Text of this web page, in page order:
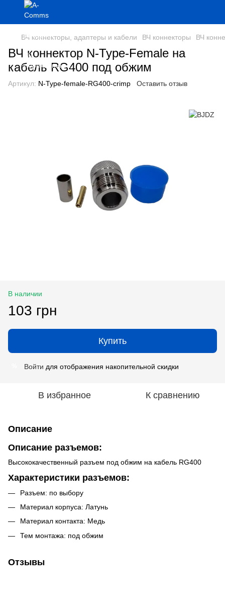
ВЧ коннекторы, адаптеры и кабели ВЧ коннекторы ВЧ
ВЧ коннектор N-Type-Female на
кабель RG400 под обжим
Артикул: N-Type-female-RG400-crimp Оставить отзыв
В наличии
103 грн
Купить
Войти для отображения накопительной скидки
В избранное К сравнению
Описание
Описание разъемов:
Высококачественный разъем под обжим на кабель RG400
Характеристики разъемов:
Разъем: по выбору
Материал корпуса: Латунь
Материал контакта: Медь
Тем монтажа: под обжим
Отзывы